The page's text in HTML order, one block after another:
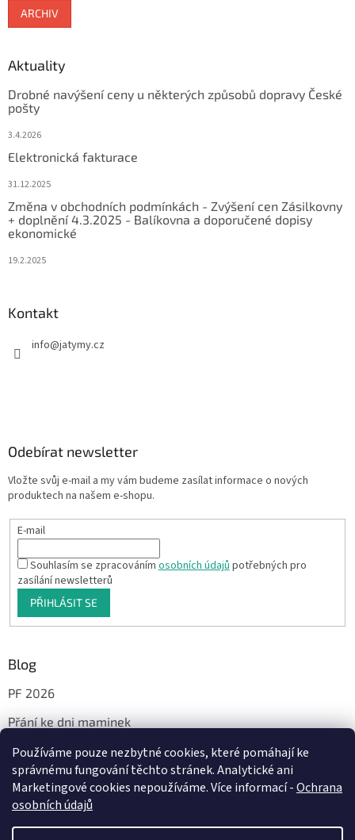
Používáme pouze nezbytné cookies, které pomáhají ke
správnému fungování těchto stránek. Analytické ani
Marketingové cookies nepoužíváme. Více informací -Ochrana
osobních údajů
ARCHIV
Aktuality
Drobné navýšení ceny u některých způsobů dopravy České
pošty
3.4.2026
Elektronická fakturace
31.12.2025
Změna v obchodních podmínkách - Zvýšení cen Zásilkovny
+ doplnění 4.3.2025 - Balíkovna a doporučené dopisy
ekonomické
19.2.2025
Kontakt
info@jatymy.cz
Odebírat newsletter
Vložte svůj e-mail a my vám budeme zasílat informace o nových
produktech na našem e-shopu.
E-mail
Souhlasím se zpracovánímosobních údajůpotřebných pro
zasílání newsletterů
PŘIHLÁSIT SE
Blog
PF 2026
Přání ke dni maminek
Facebook